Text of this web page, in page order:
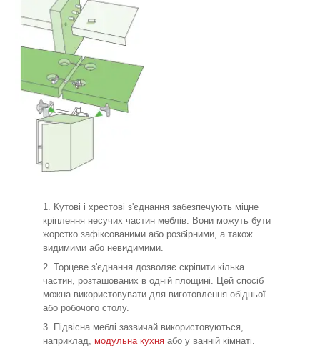
Кутові і хрестові з'єднання забезпечують міцне
кріплення несучих частин меблів. Вони можуть бути
жорстко зафіксованими або розбірними, а також
видимими або невидимими.
Торцеве з'єднання дозволяє скріпити кілька
частин, розташованих в одній площині. Цей спосіб
можна використовувати для виготовлення обідньої
або робочого столу.
Підвісна меблі зазвичай використовуються,
наприклад, модульна кухня або у ванній кімнаті.